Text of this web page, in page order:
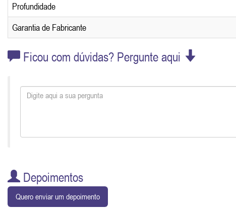
Profundidade
Garantia de Fabricante
Ficou com dúvidas? Pergunte aqui
Depoimentos
Quero enviar um depoimento